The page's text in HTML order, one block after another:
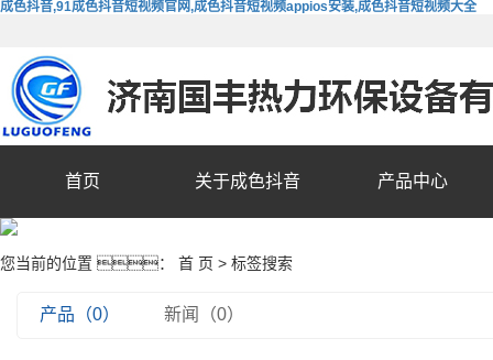
成色抖音,91成色抖音短视频官网,成色抖音短视频appios安装,成色抖音短视频大全
首页 关于成色抖音 产品中心
您当前的位置 ： 首 页 > 标签搜索
产品（0） 新闻（0）